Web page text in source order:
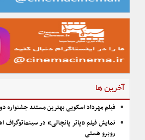
آخرین ها
فیلم مهرداد اسکویی بهترین مستند جشنواره
نمایش فیلم «پاتر پانچالی» در سینماتوگراف
روبرو هستی